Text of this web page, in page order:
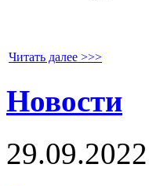
Читать далее >>>
Новости
29.09.2022